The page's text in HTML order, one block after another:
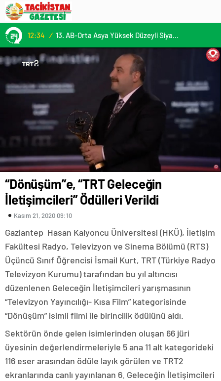
12:34 / 13. AB-Orta Asya Yüksek Düzeyli Siyasi ve Güvenlik Diyaloğuna Katılım
“Dönüşüm”e, “TRT Geleceğin
İletişimcileri” Ödülleri Verildi
Kasım 21, 2020 09:10
Gaziantep Hasan Kalyoncu Üniversitesi (HKÜ), İletişim
Fakültesi Radyo, Televizyon ve Sinema Bölümü (RTS)
Üçüncü Sınıf Öğrencisi İsmail Kurt, TRT (Türkiye Radyo
Televizyon Kurumu) tarafından bu yıl altıncısı
düzenlenen Geleceğin İletişimcileri yarışmasının
“Televizyon Yayıncılığı- Kısa Film” kategorisinde
“Dönüşüm” isimli filmi ile birincilik ödülünü aldı.
Sektörün önde gelen isimlerinden oluşan 66 jüri
üyesinin değerlendirmeleriyle 5 ana 11 alt kategorideki
116 eser arasından ödüle layık görülen ve TRT2
ekranlarında canlı yayınlanan 6. Geleceğin İletişimcileri